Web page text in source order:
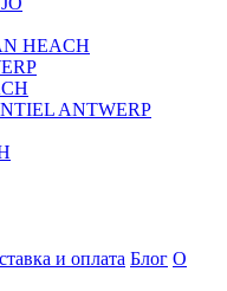
HEACH
ANTWERP
и оплата Блог О